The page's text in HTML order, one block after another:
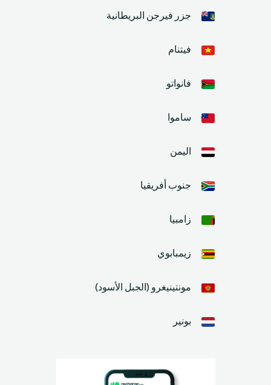
جزر فيرجن البريطانية
فيتنام
فانواتو
ساموا
اليمن
جنوب أفريقيا
زامبيا
زيمبابوي
مونتينيغرو (الجبل الأسود)
بونير